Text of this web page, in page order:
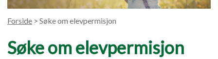
Forside > Søke om elevpermisjon
Søke om elevpermisjon